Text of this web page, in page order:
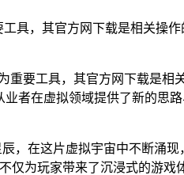
具，其官方网下载是相关操
要工具，其官方网下载是相
者在虚拟领域提供了新的思
，在这片虚拟宇宙中不断涌
仅为玩家带来了沉浸式的游戏